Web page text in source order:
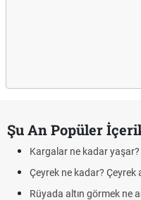
Şu An Popüler
Kargalar ne kadar
Çeyrek ne kadar? Çeyrek
Rüyada altın görmek ne